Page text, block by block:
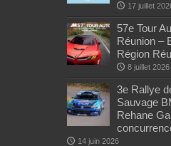
17 juillet
57e Tour
Réunion –
Région
8 juillet 2026
3e Rallye
Sauvage
Rehane
14 juin 2026